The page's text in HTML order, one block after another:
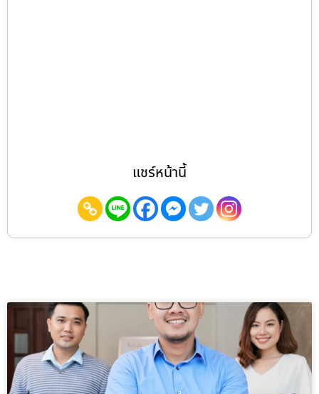
แชร์หน้านี้